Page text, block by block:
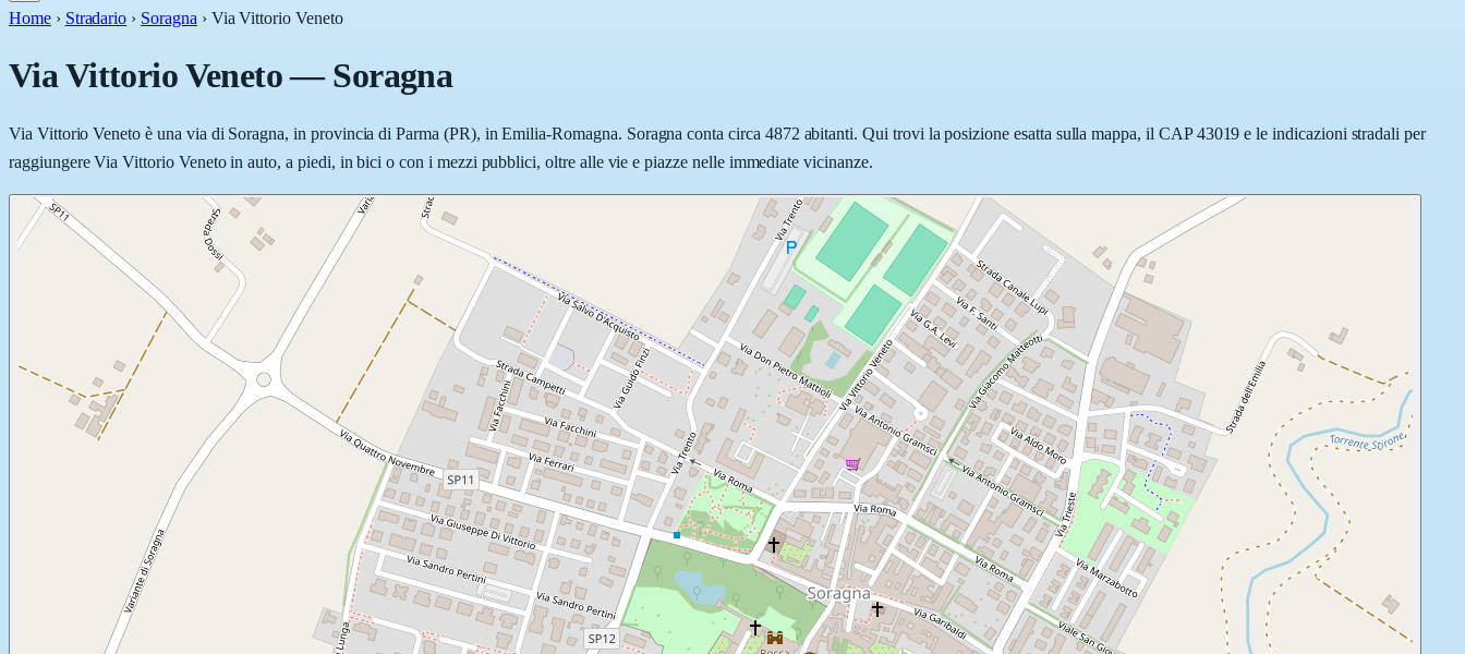
Home › Stradario › Soragna › Via Vittorio Veneto
Via Vittorio Veneto—Soragna
Via Vittorio Veneto è una via di Soragna, in provincia di Parma (PR), in Emilia-Romagna. Soragna conta circa 4872 abitanti. Qui trovi la posizione esatta sulla mappa, il CAP 43019 e le indicazioni stradali per
raggiungere Via Vittorio Veneto in auto, a piedi, in bici o con i mezzi pubblici, oltre alle vie e piazze nelle immediate vicinanze.